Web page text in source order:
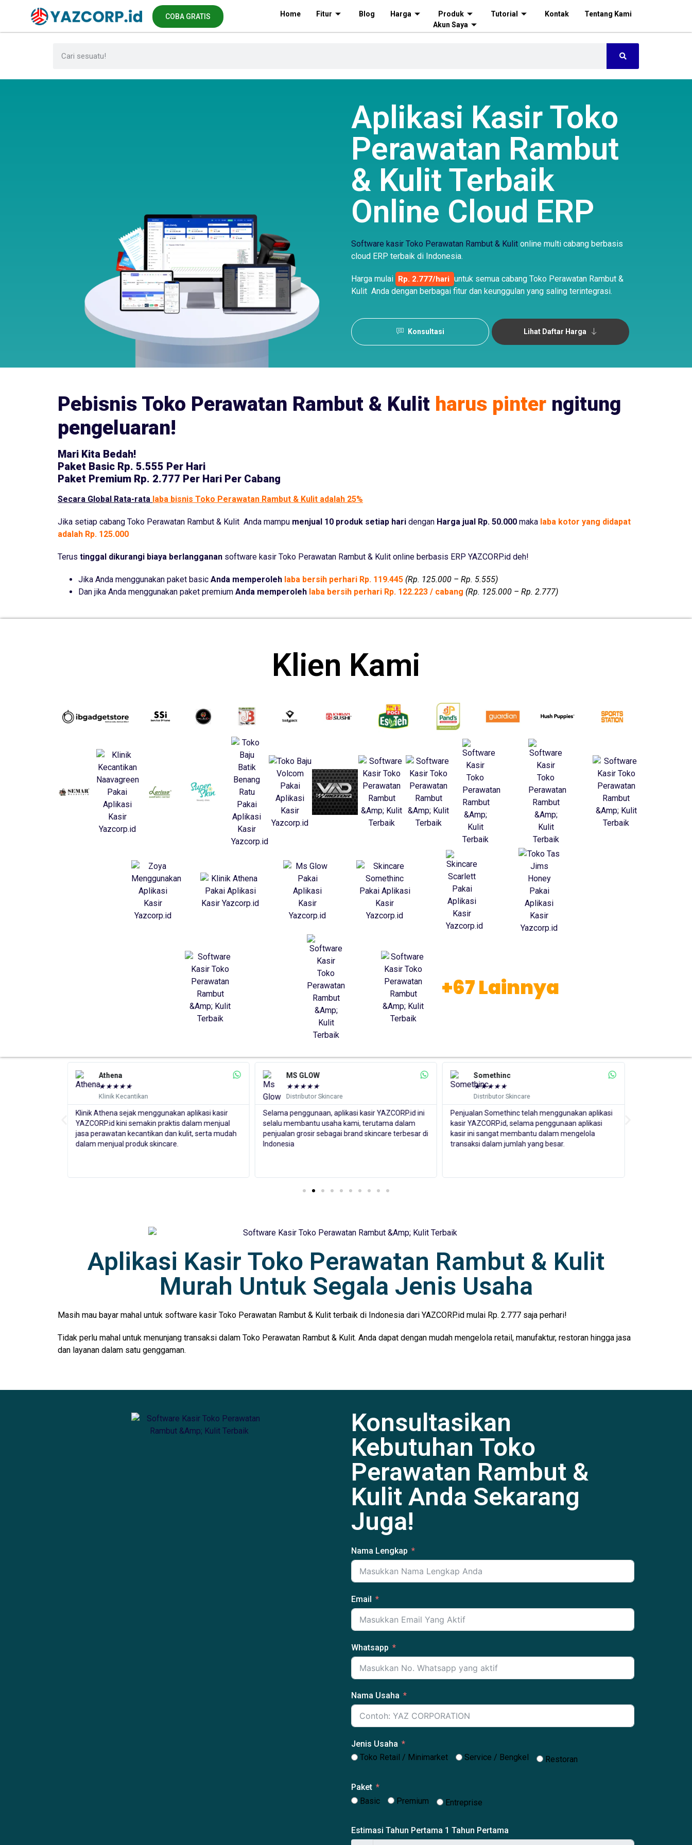
COBA GRATIS Home Fitur Blog Harga Produk Tutorial Kontak
Tentang Kami
Akun Saya
Aplikasi Kasir Toko
Perawatan Rambut
& Kulit Terbaik
Online Cloud ERP
Software kasir Toko Perawatan Rambut & Kulit online multi cabang berbasis
cloud ERP terbaik di Indonesia.
Harga mulai Rp. 2.777/hari untuk semua cabang Toko Perawatan Rambut &
Kulit Anda dengan berbagai fitur dan keunggulan yang saling terintegrasi.
Konsultasi Lihat Daftar Harga
Pebisnis Toko Perawatan Rambut & Kulit harus pinter ngitung
pengeluaran!
Mari Kita Bedah!
Paket Basic Rp. 5.555 Per Hari
Paket Premium Rp. 2.777 Per Hari Per Cabang
Secara Global Rata-rata laba bisnis Toko Perawatan Rambut & Kulit adalah 25%
Jika setiap cabang Toko Perawatan Rambut & Kulit Anda mampu menjual 10 produk setiap hari dengan Harga jual Rp. 50.000 maka laba kotor yang didapat
adalah Rp. 125.000
Terus tinggal dikurangi biaya berlangganan software kasir Toko Perawatan Rambut & Kulit online berbasis ERP YAZCORP.id deh!
Jika Anda menggunakan paket basic Anda memperoleh laba bersih perhari Rp. 119.445 (Rp. 125.000 – Rp. 5.555)
Dan jika Anda menggunakan paket premium Anda memperoleh laba bersih perhari Rp. 122.223 / cabang (Rp. 125.000 – Rp. 2.777)
Klien Kami
+67 Lainnya
menggunakan aplikasi kasir
semakin praktis dalam menjual
kecantikan dan kulit, serta mudah
Selama penggunaan, aplikasi kasir YAZCORP.id ini
selalu membantu usaha kami, terutama dalam
penjualan grosir sebagai brand skincare terbesar di
Indonesia
Penjualan Somethinc telah menggunakan aplikasi
kasir YAZCORP.id, selama penggunaan aplikasi
kasir ini sangat membantu dalam mengelola
Kami menggunakan aplikasi kasir YAZCORP.id dan
selalu merekomendasikan setiap jaringan
distributor dan reseller kami untuk
menggunakannya juga. Aplikasi kasir ini sangatlah
Aplikasi Kasir Toko Perawatan Rambut & Kulit
Murah Untuk Segala Jenis Usaha
Masih mau bayar mahal untuk software kasir Toko Perawatan Rambut & Kulit terbaik di Indonesia dari YAZCORP.id mulai Rp. 2.777 saja perhari!
Tidak perlu mahal untuk menunjang transaksi dalam Toko Perawatan Rambut & Kulit. Anda dapat dengan mudah mengelola retail, manufaktur, restoran hingga jasa
dan layanan dalam satu genggaman.
Konsultasikan
Kebutuhan Toko
Perawatan Rambut &
Kulit Anda Sekarang
Juga!
Nama Lengkap
Email
Whatsapp
Nama Usaha
Jenis Usaha
Toko Retail / Minimarket
Service / Bengkel Restoran
Paket
Basic
Premium Entreprise
Estimasi Tahun Pertama 1 Tahun Pertama